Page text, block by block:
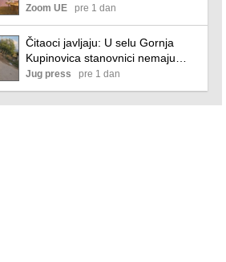
i privrede na Zlatiboru (VIDEO)
Zoom UE pre 1 dan
Čitaoci javljaju: U selu Gornja
Kupinovica stanovnici nemaju
vodu već 25 dana, ni ulično
osvetljenja a asfalt vlast nikako da
završi
Jug press pre 1 dan